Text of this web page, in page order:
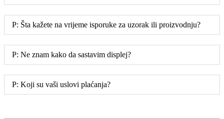
P: Šta kažete na vrijeme isporuke za uzorak ili proizvodnju?
P: Ne znam kako da sastavim displej?
P: Koji su vaši uslovi plaćanja?